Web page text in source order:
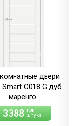
двери
С018 G дуб
маренго
3388 грн
штука